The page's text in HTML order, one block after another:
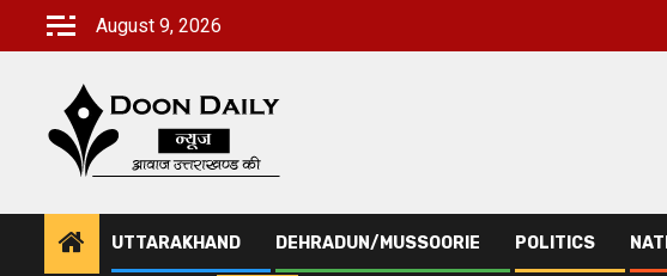
August 9, 2026
UTTARAKHAND DEHRADUN/MUSSOORIE POLITICS